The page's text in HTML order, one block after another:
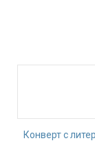
Конверт с